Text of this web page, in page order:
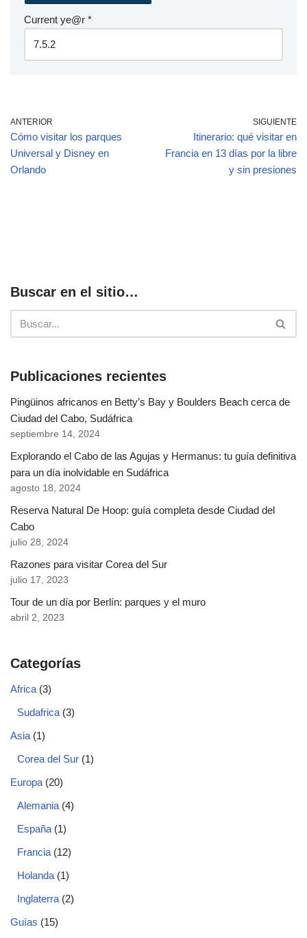
Current ye@r *
ANTERIOR
Cómo visitar los parques
Universal y Disney en
Orlando
SIGUIENTE
Itinerario: qué visitar en
Francia en 13 días por la libre
y sin presiones
Buscar en el sitio…
Publicaciones recientes
Pingüinos africanos en Betty’s Bay y Boulders Beach cerca de
Ciudad del Cabo, Sudáfrica
septiembre 14, 2024
Explorando el Cabo de las Agujas y Hermanus: tu guía definitiva
para un día inolvidable en Sudáfrica
agosto 18, 2024
Reserva Natural De Hoop: guía completa desde Ciudad del
Cabo
julio 28, 2024
Razones para visitar Corea del Sur
julio 17, 2023
Tour de un día por Berlín: parques y el muro
abril 2, 2023
Categorías
Africa (3)
Sudafrica (3)
Asia (1)
Corea del Sur (1)
Europa (20)
Alemania (4)
España (1)
Francia (12)
Holanda (1)
Inglaterra (2)
Guías (15)